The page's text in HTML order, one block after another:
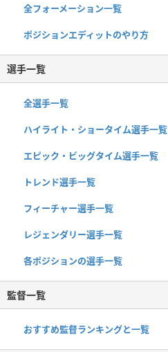
全フォーメーション一覧
ポジションエディットのやり方
選手一覧
全選手一覧
ハイライト・ショータイム選手一覧
エピック・ビッグタイム選手一覧
トレンド選手一覧
フィーチャー選手一覧
レジェンダリー選手一覧
各ポジションの選手一覧
監督一覧
おすすめ監督ランキングと一覧